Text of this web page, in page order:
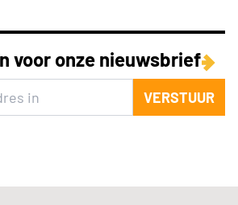
voor onze nieuwsbrief
VERSTUUR